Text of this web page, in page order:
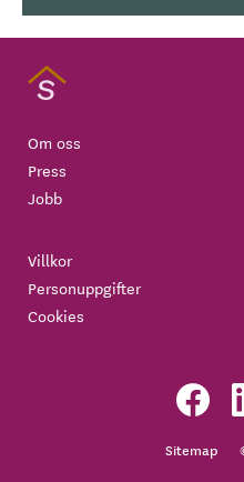
Om oss
Press
Jobb
Villkor
Personuppgifter
Cookies
Sitemap